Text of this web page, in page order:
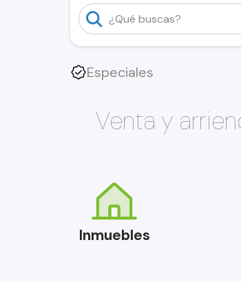
Especiales
Venta y
Inmuebles